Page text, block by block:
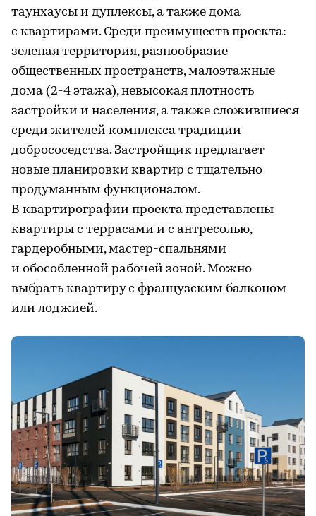
таунхаусы и дуплексы, а также дома
с квартирами. Среди преимуществ проекта:
зеленая территория, разнообразие
общественных пространств, малоэтажные
дома (2-4 этажа), невысокая плотность
застройки и населения, а также сложившиеся
среди жителей комплекса традиции
добрососедства. Застройщик предлагает
новые планировки квартир с тщательно
продуманным функционалом.
В квартирографии проекта представлены
квартиры с террасами и с антресолью,
гардеробными, мастер-спальнями
и обособленной рабочей зоной. Можно
выбрать квартиру с французским балконом
или лоджией.